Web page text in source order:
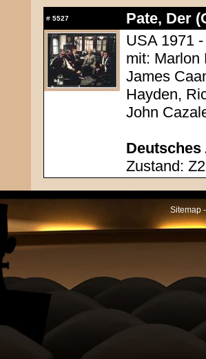
# 5527
Pate, Der
USA 1971
mit: Marlon
James
Hayden,
John
Deutsches
Zustand: Z2
Sitemap